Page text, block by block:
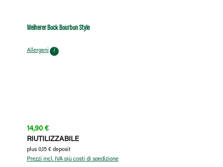
Weiherer Bock Bourbon Style
Allergeni i
Prezzo normale:
14,90 €
RIUTILIZZABILE
plus 0,15 € deposit
Prezzi incl. IVA più costi di spedizione